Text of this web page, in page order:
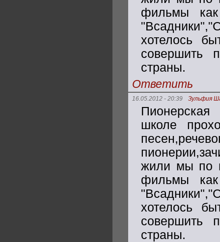
фильмы
хотелось
совершить
страны.
Ответить
16.05.2012 - 20:39 Зульфия
школе
жили мы по
фильмы
хотелось
совершить
страны.